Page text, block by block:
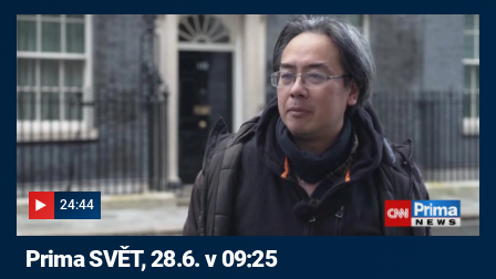
24:44
Prima SVĚT, 28.6. v 09:25